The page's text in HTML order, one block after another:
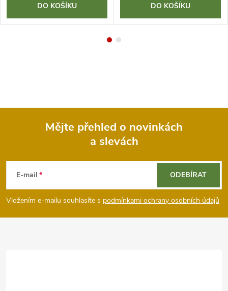
DO KOŠÍKU DO KOŠÍKU
p
a
Mějte přehled o novinkách
a slevách
E-mail
Vložením e-mailu souhlasíte s podmínkami ochrany osobních údajů
ODEBÍRAT